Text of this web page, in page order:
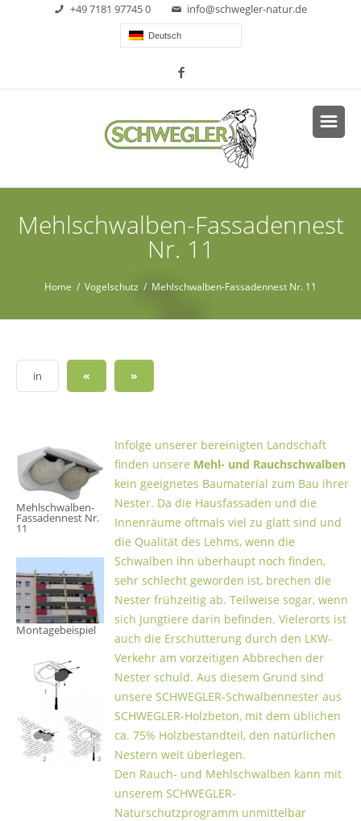
+49 7181 97745 0 info@schwegler-natur.de
Deutsch
Mehlschwalben-Fassadennest
Nr. 11
Home / Vogelschutz / Mehlschwalben-Fassadennest Nr. 11
in « »
Mehlschwalben-
Fassadennest Nr.
11
Montagebeispiel
Infolge unserer bereinigten Landschaft
finden unsere Mehl- und Rauchschwalben
kein geeignetes Baumaterial zum Bau ihrer
Nester. Da die Hausfassaden und die
Innenräume oftmals viel zu glatt sind und
die Qualität des Lehms, wenn die
Schwalben ihn überhaupt noch finden,
sehr schlecht geworden ist, brechen die
Nester frühzeitig ab. Teilweise sogar, wenn
sich Jungtiere darin befinden. Vielerorts ist
auch die Erschütterung durch den LKW-
Verkehr am vorzeitigen Abbrechen der
Nester schuld. Aus diesem Grund sind
unsere SCHWEGLER-Schwalbennester aus
SCHWEGLER-Holzbeton, mit dem üblichen
ca. 75% Holzbestandteil, den natürlichen
Nestern weit überlegen.
Den Rauch- und Mehlschwalben kann mit
unserem SCHWEGLER-
Naturschutzprogramm unmittelbar